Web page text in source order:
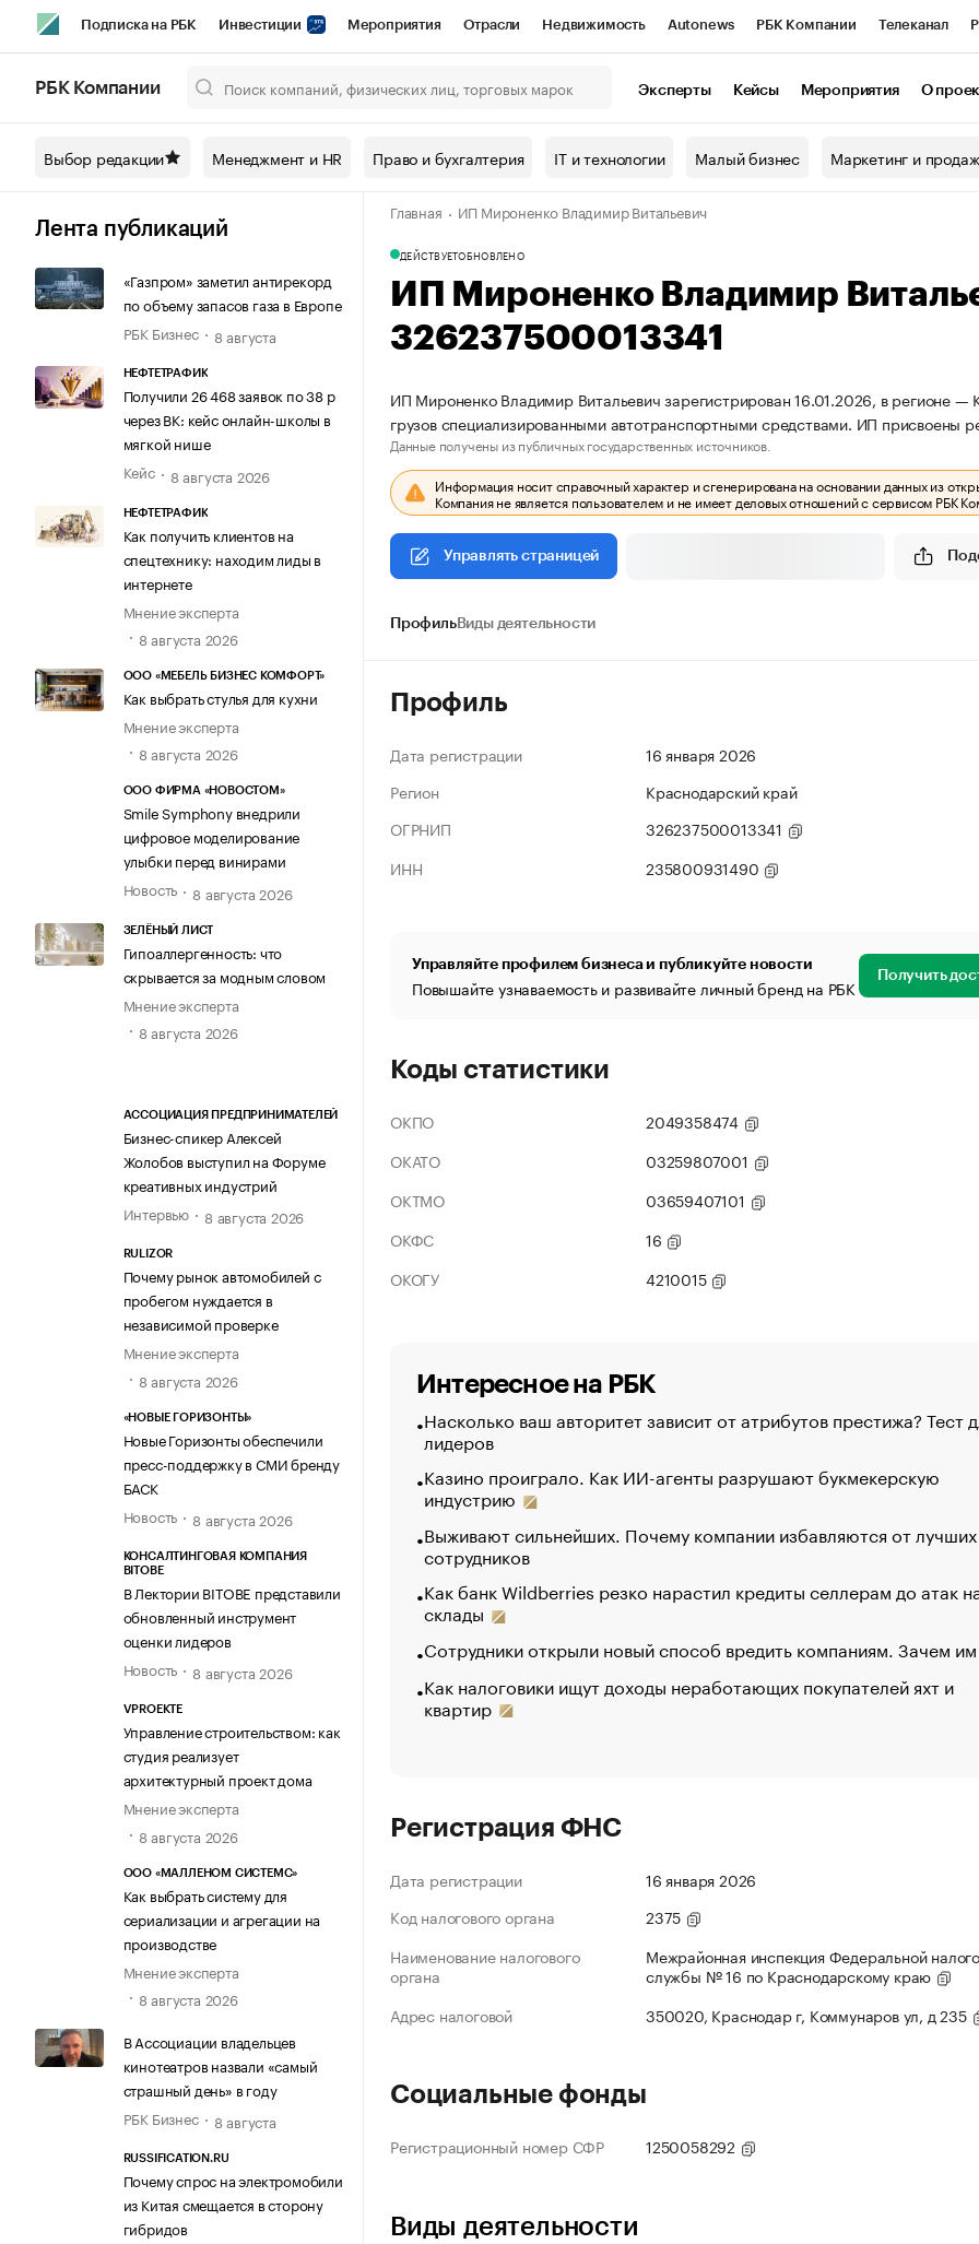
Подписка на РБК Инвестиции Мероприятия Отрасли Недвижимость Autonews РБК Компании Телеканал
Спецпроекты СПб Конференции СПб Спецпроекты Проверка контрагентов
Технологии и медиа Рынок наличной валюты
РБК Компании Эксперты Кейсы Мероприятия О
Выбор редакции Менеджмент и HR Право и бухгалтерия IT и технологии Малый бизнес Маркетинг и
Лента публикаций
«Газпром» заметил антирекорд
по объему запасов газа в Европе
РБК Бизнес
8 августа
НЕФТЕТРАФИК
Получили 26 468 заявок по 38 р
через ВК: кейс онлайн-школы в
мягкой нише
Кейс
8 августа 2026
НЕФТЕТРАФИК
Как получить клиентов на
спецтехнику: находим лиды в
интернете
Мнение эксперта
8 августа 2026
ООО «МЕБЕЛЬ БИЗНЕС КОМФОРТ»
Как выбрать стулья для кухни
Мнение эксперта
8 августа 2026
ООО ФИРМА «НОВОСТОМ»
Smile Symphony внедрили
цифровое моделирование
улыбки перед винирами
Новость
8 августа 2026
ЗЕЛЁНЫЙ ЛИСТ
Гипоаллергенность: что
скрывается за модным словом
Мнение эксперта
8 августа 2026
АССОЦИАЦИЯ ПРЕДПРИНИМАТЕЛЕЙ
Бизнес-спикер Алексей
Жолобов выступил на Форуме
креативных индустрий
Интервью
8 августа 2026
RULIZOR
Почему рынок автомобилей с
пробегом нуждается в
независимой проверке
Мнение эксперта
8 августа 2026
«НОВЫЕ ГОРИЗОНТЫ»
Новые Горизонты обеспечили
пресс-поддержку в СМИ бренду
БАСК
Новость
8 августа 2026
КОНСАЛТИНГОВАЯ КОМПАНИЯ
BITOBE
В Лектории BITOBE представили
обновленный инструмент
оценки лидеров
Новость
8 августа 2026
VPROEKTE
Управление строительством: как
студия реализует
архитектурный проект дома
Мнение эксперта
8 августа 2026
ООО «МАЛЛЕНОМ СИСТЕМС»
Как выбрать систему для
сериализации и агрегации на
производстве
Мнение эксперта
8 августа 2026
В Ассоциации владельцев
кинотеатров назвали «самый
страшный день» в году
РБК Бизнес
8 августа
RUSSIFICATION.RU
Почему спрос на электромобили
из Китая смещается в сторону
гибридов
Главная ИП Мироненко Владимир Витальевич
ДЕЙСТВУЕТОБНОВЛЕНО
ИП Мироненко Владимир
326237500013341
ИП Мироненко Владимир Витальевич зарегистрирован 16.01.2026, в регионе —
грузов специализированными автотранспортными средствами. ИП
Данные получены из публичных государственных источников.
Информация носит справочный характер и сгенерирована на основании данных из
Компания не является пользователем и не имеет деловых отношений с сервисом РБК
Управлять страницей
ПрофильВиды деятельности
Профиль
Дата регистрации
16 января 2026
Регион
Краснодарский край
ОГРНИП
326237500013341
ИНН
235800931490
Управляйте профилем бизнеса и публикуйте новости
Повышайте узнаваемость и развивайте личный бренд на РБК Получить
Коды статистики
ОКПО
2049358474
ОКАТО
03259807001
ОКТМО
03659407101
ОКФС
16
ОКОГУ
4210015
Интересное на РБК
Насколько ваш авторитет зависит от атрибутов престижа? Тест
лидеров
Казино проиграло. Как ИИ-агенты разрушают букмекерскую
индустрию
Выживают сильнейших. Почему компании избавляются от лучших
сотрудников
Как банк Wildberries резко нарастил кредиты селлерам до атак
склады
Сотрудники открыли новый способ вредить компаниям. Зачем
Как налоговики ищут доходы неработающих покупателей яхт и
квартир
Регистрация ФНС
Дата регистрации
16 января 2026
Код налогового органа
2375
Наименование налогового
органа
Межрайонная инспекция Федеральной
службы № 16 по Краснодарскому краю
Адрес налоговой
350020, Краснодар г, Коммунаров ул, д 235
Социальные фонды
Регистрационный номер СФР 1250058292
Виды деятельности